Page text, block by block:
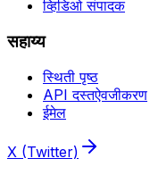
व्हिडिओ संपादक
सहाय्य
स्थिती पृष्ठ
API दस्तऐवजीकरण
ईमेल
X (Twitter)